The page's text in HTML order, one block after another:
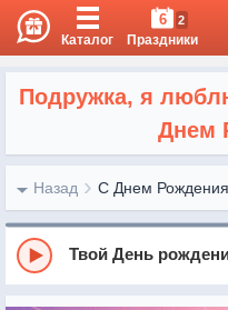
Каталог
6 2
Праздники
Подружка, я
Днем
Назад С Днем Рождения
Твой День